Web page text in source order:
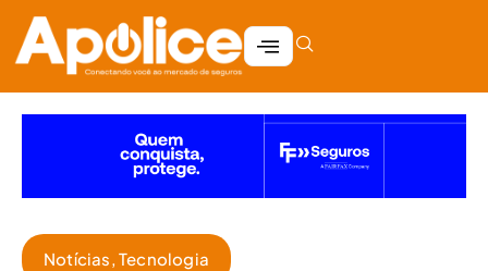
Notícias,Tecnologia